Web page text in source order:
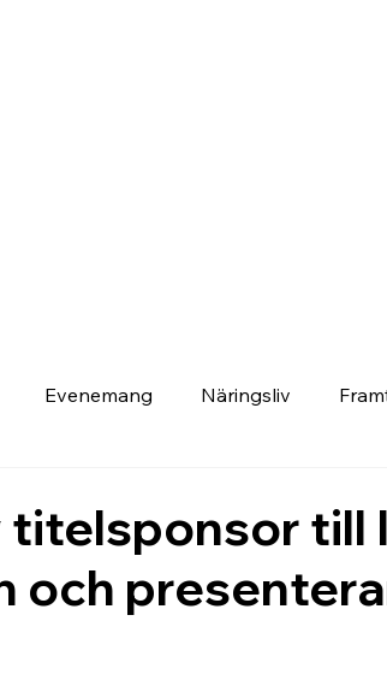
Evenemang Näringsliv
titelsponsor till
och